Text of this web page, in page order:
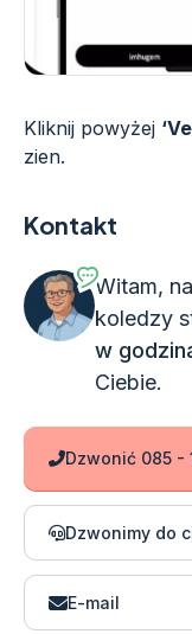
Kliknij powyżej
zien.
Kontakt
Witam,
koledzy
w
Ciebie.
Dzwonić 085 -
Dzwonimy do
E-mail